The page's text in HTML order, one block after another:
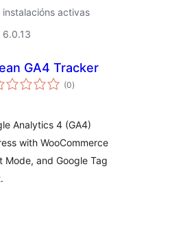
instalacións activas
6.0.13
GA4 Tracker
(0valoracións
totais
)
Analytics 4 (GA4)
with WooCommerce
Mode, and Google Tag